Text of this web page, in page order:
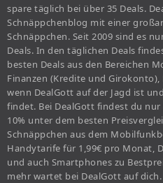
spare täglich bei über 35 Deals.
Schnäppchenblog mit einer
Schnäppchen. Seit 2009 sind es
Deals. In den täglichen Deals
besten Deals aus den Bereichen
Finanzen (Kredite und Girokonto),
wenn DealGott auf der Jagd ist
findet. Bei DealGott findest du
10% unter dem besten
Schnäppchen aus dem
Handytarife für 1,99€ pro Monat,
und auch Smartphones zu
mehr wartet bei DealGott auf dich.